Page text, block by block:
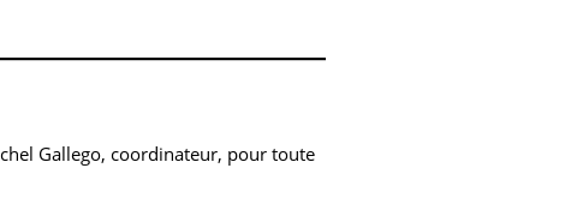
Gallego, coordinateur, pour toute